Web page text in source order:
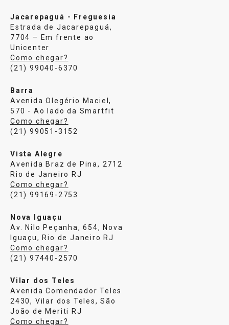
Jacarepaguá - Freguesia
Estrada de Jacarepaguá,
7704 – Em frente ao
Unicenter
Como chegar?
(21) 99040-6370
Barra
Avenida Olegério Maciel,
570 - Ao lado da Smartfit
Como chegar?
(21) 99051-3152
Vista Alegre
Avenida Braz de Pina, 2712
Rio de Janeiro RJ
Como chegar?
(21) 99169-2753
Nova Iguaçu
Av. Nilo Peçanha, 654, Nova
Iguaçu, Rio de Janeiro RJ
Como chegar?
(21) 97440-2570
Vilar dos Teles
Avenida Comendador Teles
2430, Vilar dos Teles, São
João de Meriti RJ
Como chegar?